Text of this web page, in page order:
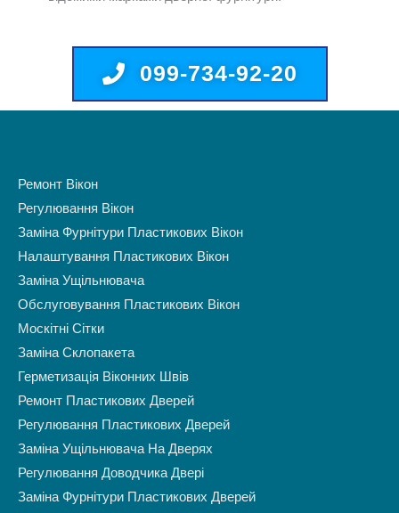
099-734-92-20
Ремонт Вікон
Регулювання Вікон
Заміна Фурнітури Пластикових Вікон
Налаштування Пластикових Вікон
Заміна Ущільнювача
Обслуговування Пластикових Вікон
Москітні Сітки
Заміна Склопакета
Герметизація Віконних Швів
Ремонт Пластикових Дверей
Регулювання Пластикових Дверей
Заміна Ущільнювача На Дверях
Регулювання Доводчика Двері
Заміна Фурнітури Пластикових Дверей